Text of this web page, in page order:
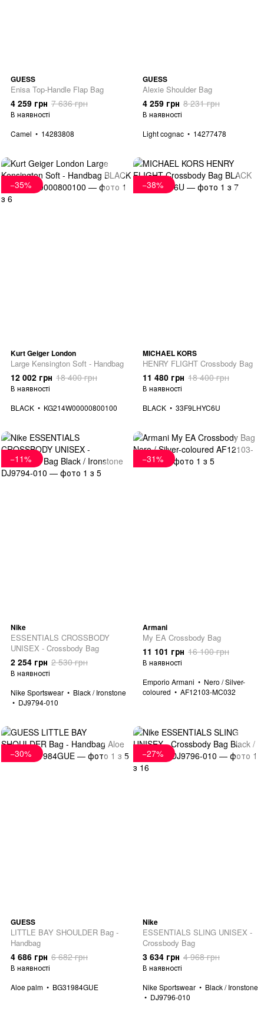
GUESS
Enisa Top-Handle Flap Bag
4 259 грн 7 636 грн
В наявності
Camel
14283808
GUESS
Alexie Shoulder Bag
4 259 грн 8 231 грн
В наявності
Light cognac
14277478
−35%
Kurt Geiger London
Large Kensington Soft - Handbag
12 002 грн 18 400 грн
В наявності
BLACK
KG214W00000800100
−38%
MICHAEL KORS
HENRY FLIGHT Crossbody Bag
11 480 грн 18 400 грн
В наявності
BLACK
33F9LHYC6U
−11%
Nike
ESSENTIALS CROSSBODY
UNISEX - Crossbody Bag
2 254 грн 2 530 грн
В наявності
Nike Sportswear
Black / Ironstone
DJ9794-010
−31%
Armani
My EA Crossbody Bag
11 101 грн 16 100 грн
В наявності
Emporio Armani
Nero / Silver-
coloured
AF12103-MC032
−30%
GUESS
LITTLE BAY SHOULDER Bag -
Handbag
4 686 грн 6 682 грн
В наявності
Aloe palm
BG31984GUE
−27%
Nike
ESSENTIALS SLING UNISEX -
Crossbody Bag
3 634 грн 4 968 грн
В наявності
Nike Sportswear
Black / Ironstone
DJ9796-010